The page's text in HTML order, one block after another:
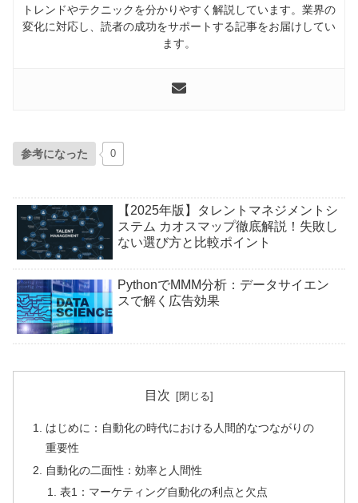
トレンドやテクニックを分かりやすく解説しています。業界の
変化に対応し、読者の成功をサポートする記事をお届けしてい
ます。
参考になった 0
【2025年版】タレントマネジメントシ
ステム カオスマップ徹底解説！失敗し
ない選び方と比較ポイント
PythonでMMM分析：データサイエン
スで解く広告効果
目次
はじめに：自動化の時代における人間的なつながりの
重要性
自動化の二面性：効率と人間性
表1：マーケティング自動化の利点と欠点